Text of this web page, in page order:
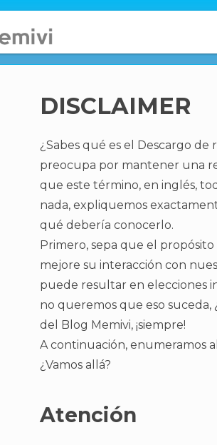
DISCLAIMER
¿Sabes qué es el Descargo
preocupa por mantener una
que este término, en inglés,
nada, expliquemos
qué debería conocerlo.
Primero, sepa que el
mejore su interacción con
puede resultar en elecciones
no queremos que eso
del Blog Memivi, ¡siempre!
A continuación, enumeramos
¿Vamos allá?
Atención